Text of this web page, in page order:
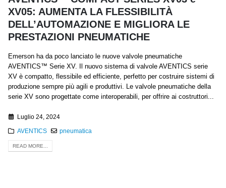
XV05: AUMENTA LA FLESSIBILITÀ
DELL’AUTOMAZIONE E MIGLIORA LE
PRESTAZIONI PNEUMATICHE
Emerson ha da poco lanciato le nuove valvole pneumatiche
AVENTICS™ Serie XV. Il nuovo sistema di valvole AVENTICS serie
XV è compatto, flessibile ed efficiente, perfetto per costruire sistemi di
produzione sempre più agili e produttivi. Le valvole pneumatiche della
serie XV sono progettate come interoperabili, per offrire ai costruttori...
Luglio 24, 2024
AVENTICS pneumatica
READ MORE...